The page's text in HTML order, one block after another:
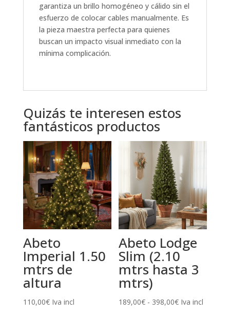
garantiza un brillo homogéneo y cálido sin el
esfuerzo de colocar cables manualmente. Es
la pieza maestra perfecta para quienes
buscan un impacto visual inmediato con la
mínima complicación.
Quizás te interesen estos
fantásticos productos
Abeto
Imperial 1.50
mtrs de
altura
110,00€ Iva incl
Abeto Lodge
Slim (2.10
mtrs hasta 3
mtrs)
189,00€ - 398,00€Rango
Iva incl